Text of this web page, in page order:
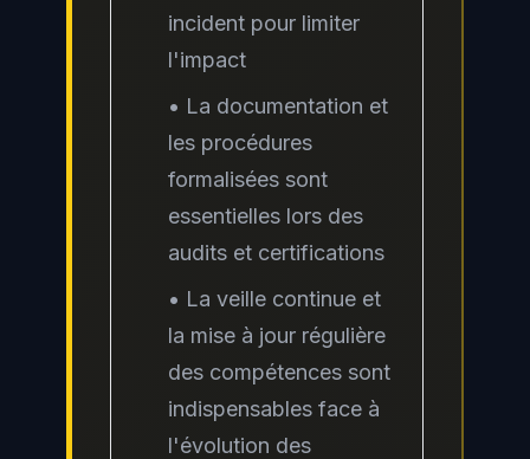
incident pour limiter
l'impact
• La documentation et
les procédures
formalisées sont
essentielles lors des
audits et certifications
• La veille continue et
la mise à jour régulière
des compétences sont
indispensables face à
l'évolution des